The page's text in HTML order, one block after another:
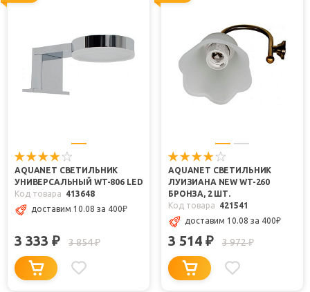
AQUANET СВЕТИЛЬНИК
УНИВЕРСАЛЬНЫЙ WT-806 LED
Код товара
413648
доставим 10.08 за 400₽
3 333 ₽ 3 854₽
AQUANET СВЕТИЛЬНИК
ЛУИЗИАНА NEW WT-260
БРОНЗА, 2 ШТ.
Код товара
421541
доставим 10.08 за 400₽
3 514 ₽ 3 972₽